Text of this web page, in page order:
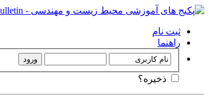
ثبت نام
راهنما
ذخیره؟